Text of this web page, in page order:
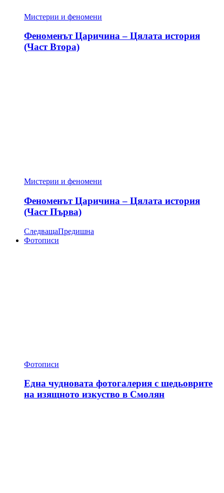
Мистерии и феномени
Феноменът Царичина – Цялата история
(Част Втора)
Мистерии и феномени
Феноменът Царичина – Цялата история
(Част Първа)
СледващаПредишна
Фотописи
Фотописи
Една чудновата фотогалерия с шедьоврите
на изящното изкуство в Смолян